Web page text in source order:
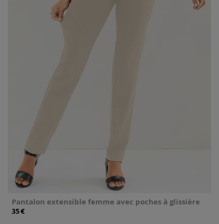
Pantalon extensible femme avec poches à glissière
35€